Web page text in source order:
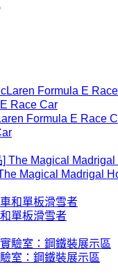
Formula E Race
Magical Madrigal
單板滑雪者
室：鋼鐵裝展示區